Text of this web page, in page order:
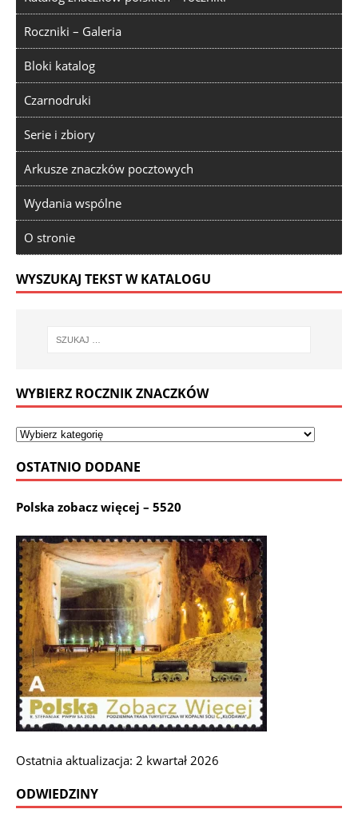
Roczniki – Galeria
Bloki katalog
Czarnodruki
Serie i zbiory
Arkusze znaczków pocztowych
Wydania wspólne
O stronie
WYSZUKAJ TEKST W KATALOGU
WYBIERZ ROCZNIK ZNACZKÓW
OSTATNIO DODANE
Polska zobacz więcej – 5520
Ostatnia aktualizacja: 2 kwartał 2026
ODWIEDZINY